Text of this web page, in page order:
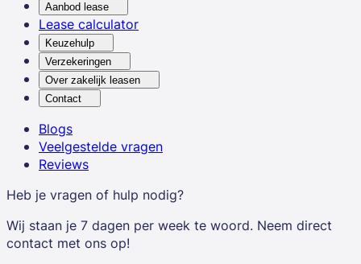
Aanbod lease
Lease calculator
Keuzehulp
Verzekeringen
Over zakelijk leasen
Contact
Blogs
Veelgestelde vragen
Reviews
Heb je vragen of hulp nodig?
Wij staan je 7 dagen per week te woord. Neem direct
contact met ons op!